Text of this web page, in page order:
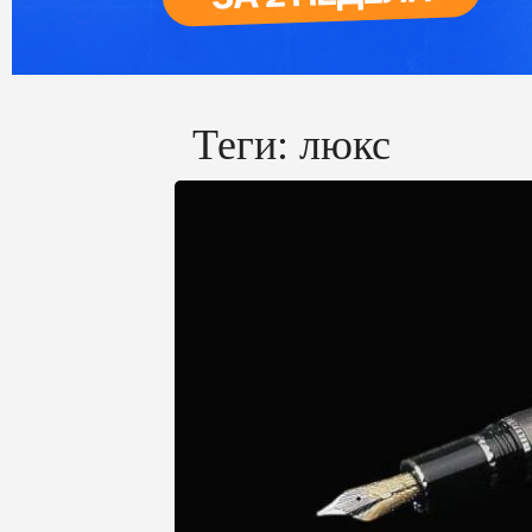
Теги: люкс